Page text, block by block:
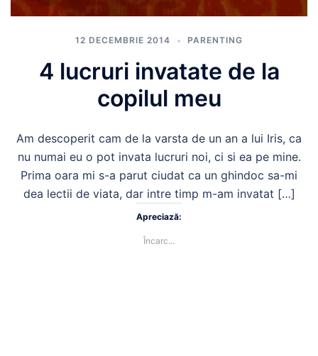
12 DECEMBRIE 2014 PARENTING
4 lucruri invatate de la
copilul meu
Am descoperit cam de la varsta de un an a lui Iris, ca
nu numai eu o pot invata lucruri noi, ci si ea pe mine.
Prima oara mi s-a parut ciudat ca un ghindoc sa-mi
dea lectii de viata, dar intre timp m-am invatat […]
Apreciază:
Încarc...